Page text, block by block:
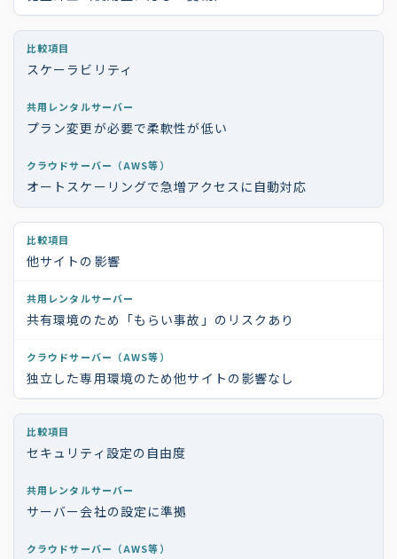
スケーラビリティ
プラン変更が必要で柔軟性が低い
オートスケーリングで急増アクセスに自動対応
他サイトの影響
共有環境のため「もらい事故」のリスクあり
独立した専用環境のため他サイトの影響なし
セキュリティ設定の自由度
サーバー会社の設定に準拠